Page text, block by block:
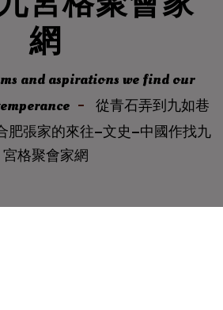
網
and aspirations we find our
從青石弄到九如巷
肥張家的來往–文史–中國作找九
宮格聚會家網